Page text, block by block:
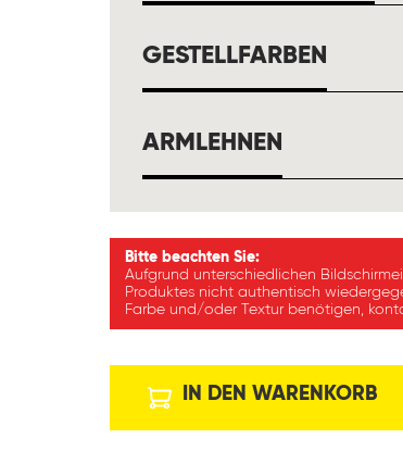
GESTELLFARBEN
ARMLEHNEN
Bitte beachten Sie:
Aufgrund unterschiedlichen
Produktes nicht authentisch
Farbe und/oder Textur benötigen,
IN DEN WARENKORB